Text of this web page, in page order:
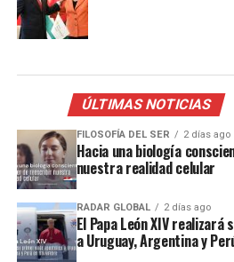
ÚLTIMAS NOTICIAS
FILOSOFÍA DEL SER 2 días ago
Hacia una biología
nuestra realidad celular
RADAR GLOBAL 2 días ago
El Papa León XIV
a Uruguay, Argentina y